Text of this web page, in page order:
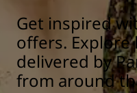
Get inspired
offers. Explore
delivered by
from around